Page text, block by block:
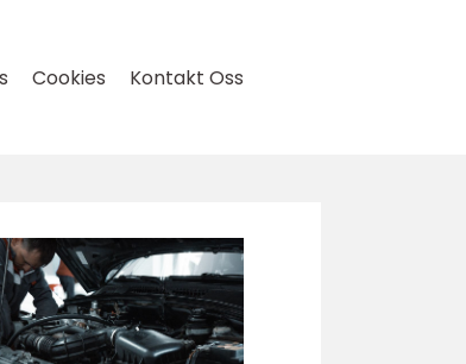
Cookies Kontakt Oss